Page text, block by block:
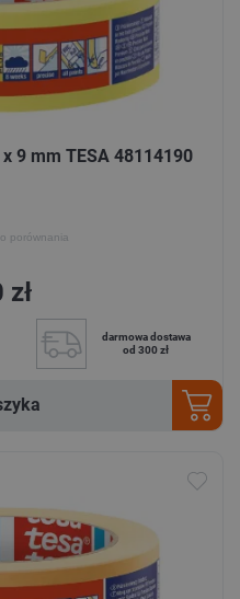
9 mm TESA 48114190
porównania
zł
darmowa dostawa
od 300 zł